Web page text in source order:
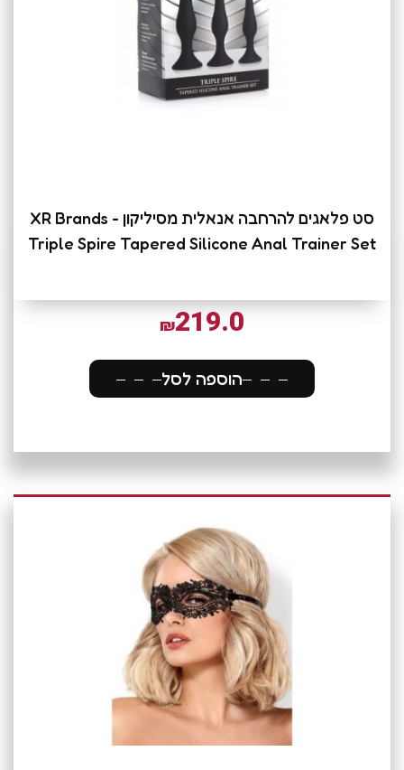
סט פלאגים להרחבה אנאלית מסיליקון XR Brands -
Triple Spire Tapered Silicone Anal Trainer Set
₪219.0
הוספה לסל